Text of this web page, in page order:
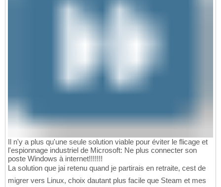
Il n'y a plus qu'une seule solution viable pour éviter le flicage et
l'espionnage industriel de Microsoft: Ne plus connecter son
poste Windows à internet!!!!!!!
La solution que jai retenu quand je partirais en retraite, cest de
migrer vers Linux, choix dautant plus facile que Steam et mes